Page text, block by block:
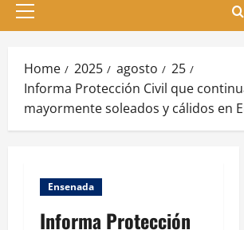
Primary
Home 2025 agosto
25
Informa Protección Civil que
mayormente soleados y cálidos en
Ensenada
Informa Protección